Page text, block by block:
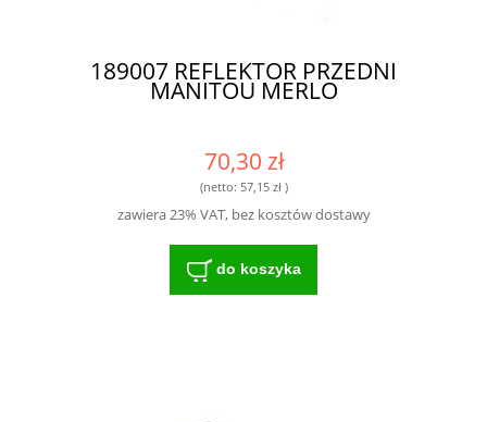
189007 REFLEKTOR PRZEDNI
MANITOU MERLO
70,30 zł
(netto: 57,15 zł)
zawiera 23% VAT, bez kosztów dostawy
do koszyka